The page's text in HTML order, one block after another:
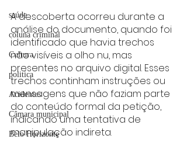
saúde
coluna criminal
Cultura
politica
Acidentes
Câmara municipal
Belo Horizonte
A descoberta ocorreu durante a
análise do documento, quando foi
identificado que havia trechos
não visíveis a olho nu, mas
presentes no arquivo digital. Esses
trechos continham instruções ou
mensagens que não faziam parte
do conteúdo formal da petição,
indicando uma tentativa de
manipulação indireta.